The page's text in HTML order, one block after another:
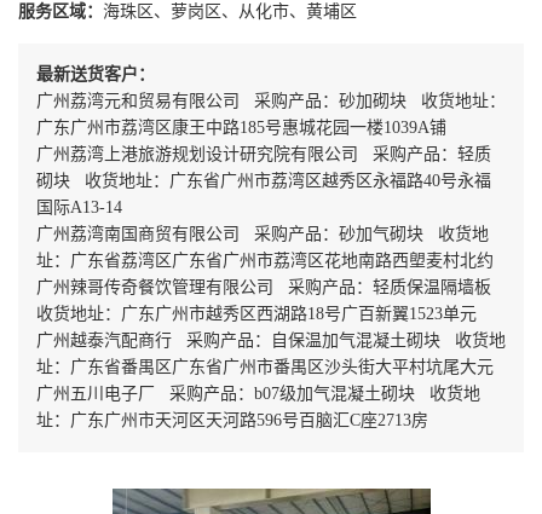
服务区域： 海珠区、萝岗区、从化市、黄埔区
最新送货客户：
广州荔湾元和贸易有限公司 采购产品：砂加砌块 收货地址：
广东广州市荔湾区康王中路185号惠城花园一楼1039A铺
广州荔湾上港旅游规划设计研究院有限公司 采购产品：轻质
砌块 收货地址：广东省广州市荔湾区越秀区永福路40号永福
国际A13-14
广州荔湾南国商贸有限公司 采购产品：砂加气砌块 收货地
址：广东省荔湾区广东省广州市荔湾区花地南路西塱麦村北约
广州辣哥传奇餐饮管理有限公司 采购产品：轻质保温隔墙板
收货地址：广东广州市越秀区西湖路18号广百新翼1523单元
广州越泰汽配商行 采购产品：自保温加气混凝土砌块 收货地
址：广东省番禺区广东省广州市番禺区沙头街大平村坑尾大元
广州五川电子厂 采购产品：b07级加气混凝土砌块 收货地
址：广东广州市天河区天河路596号百脑汇C座2713房